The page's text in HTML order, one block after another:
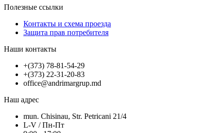
Полезные ссылки
Контакты и схема проезда
Защита прав потребителя
Наши контакты
+(373) 78-81-54-29
+(373) 22-31-20-83
office@andrimargrup.md
Наш адрес
mun. Chisinau, Str. Petricani 21/4
L-V / Пн-Пт